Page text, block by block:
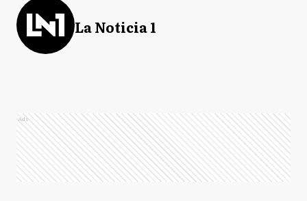
La Noticia 1
Ads